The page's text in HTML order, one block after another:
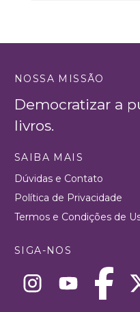
NOSSA MISSÃO
Democratizar a
livros.
SAIBA MAIS
Dúvidas e Contato
Política de Privacidade
Termos e Condições de
SIGA-NOS